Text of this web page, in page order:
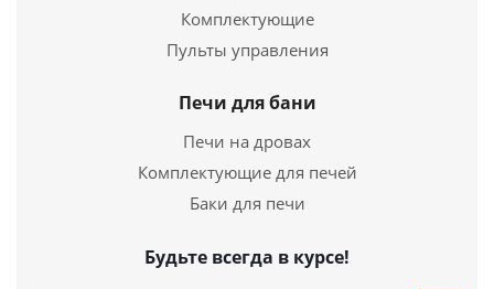
Купить в 1 клик
Комплектующие
Пульты управления
Печи для бани
Печи на дровах
Комплектующие для печей
Баки для печи
Будьте всегда в курсе!